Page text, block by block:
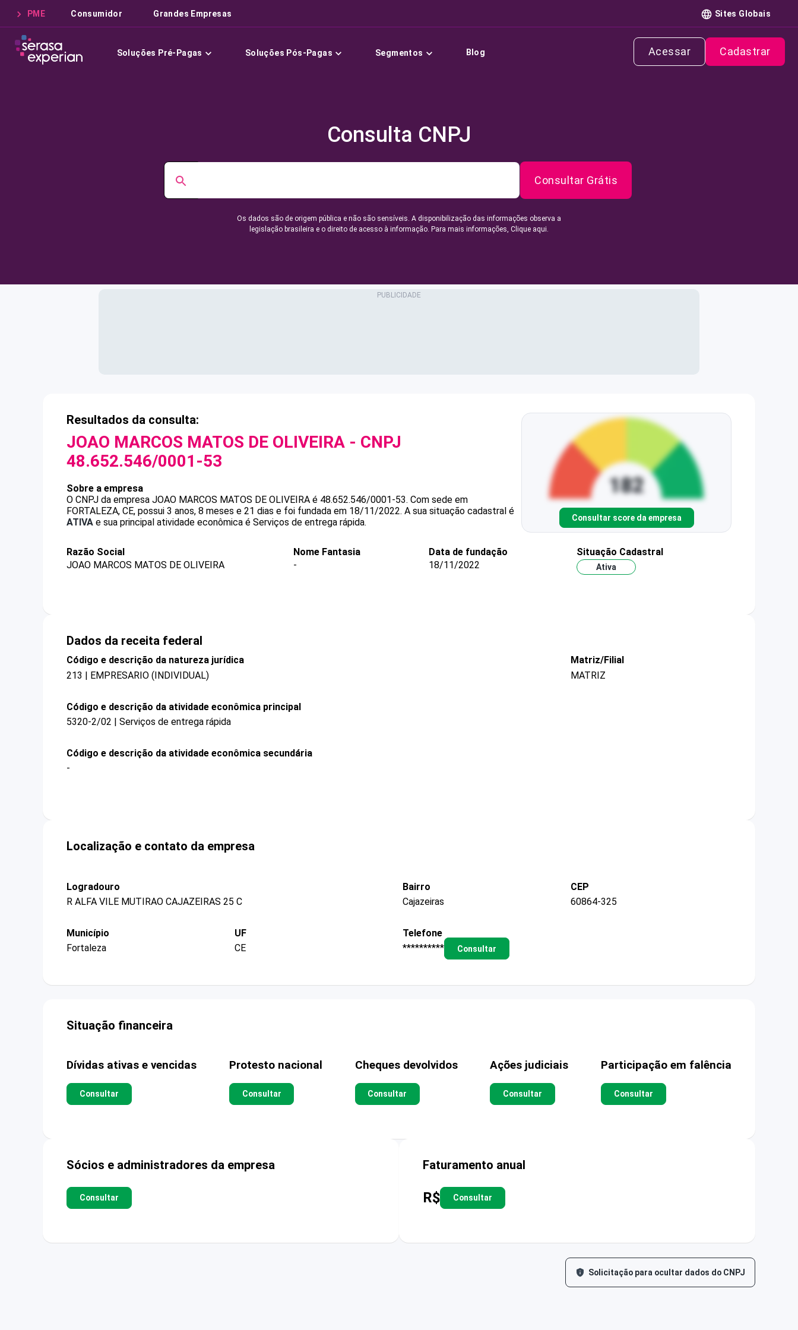
PME Consumidor Grandes Empresas Sites Globais
Soluções Pré-Pagas Soluções Pós-Pagas Segmentos Blog Acessar Cadastrar
Consulta CNPJ
Consultar Grátis
Os dados são de origem pública e não são sensíveis. A disponibilização das informações observa a
legislação brasileira e o direito de acesso à informação. Para mais informações, Clique aqui.
Resultados da consulta:
JOAO MARCOS MATOS DE OLIVEIRA - CNPJ
48.652.546/0001-53
Sobre a empresa
O CNPJ da empresa JOAO MARCOS MATOS DE OLIVEIRA é 48.652.546/0001-53. Com sede em
FORTALEZA, CE, possui 3 anos, 8 meses e 21 dias e foi fundada em 18/11/2022. A sua situação cadastral é
ATIVA e sua principal atividade econômica é Serviços de entrega rápida. Consultar score da empresa
Razão Social
JOAO MARCOS MATOS DE OLIVEIRA
Nome Fantasia
-
Data de fundação
18/11/2022
Situação Cadastral
Ativa
Dados da receita federal
Código e descrição da natureza jurídica
213 | EMPRESARIO (INDIVIDUAL)
Matriz/Filial
MATRIZ
Código e descrição da atividade econômica principal
5320-2/02 | Serviços de entrega rápida
Código e descrição da atividade econômica secundária
-
Localização e contato da empresa
Logradouro
R ALFA VILE MUTIRAO CAJAZEIRAS 25 C
Bairro
Cajazeiras
CEP
60864-325
Município
Fortaleza
UF
CE
Telefone
**********
Consultar
Situação financeira
Dívidas ativas e vencidas
Consultar
Protesto nacional
Consultar
Cheques devolvidos
Consultar
Ações judiciais
Consultar
Participação em falência
Consultar
Sócios e administradores da empresa
Consultar
Faturamento anual
R$ Consultar
Solicitação para ocultar dados do CNPJ